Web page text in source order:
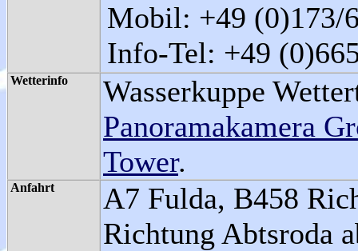
Mobil: +49 (0)173/
Info-Tel: +49
Wetterinfo
Wasserkuppe
Panoramakamera
Tower.
Anfahrt
A7 Fulda, B458
Richtung Abtsroda